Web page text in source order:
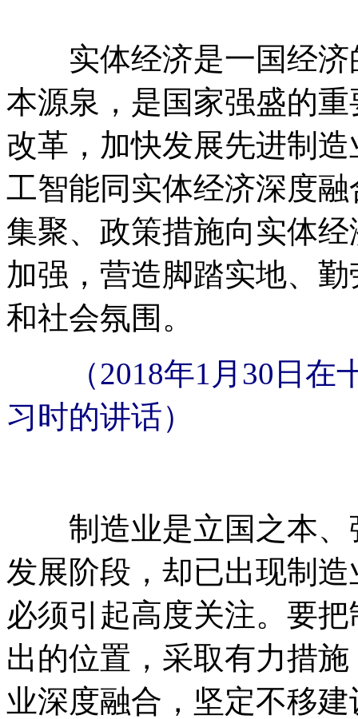
实体经济是一国经济
本源泉，是国家强盛的
改革，加快发展先进制
工智能同实体经济深度
集聚、政策措施向实体
加强，营造脚踏实地、
和社会氛围。
（2018年1月30日
习时的讲话）
制造业是立国之本、
发展阶段，却已出现制
必须引起高度关注。要
出的位置，采取有力措
业深度融合，坚定不移